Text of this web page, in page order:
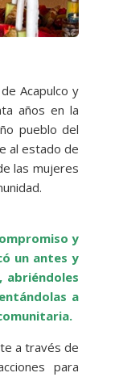
Acapulco y
años en la
pueblo del
al estado de
las mujeres
y
un antes y
abriéndoles
a
a través de
para